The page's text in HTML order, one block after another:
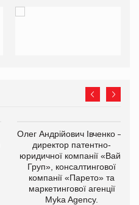
Олег Андрійович Івченко —
директор патентно-
юридичної компанії «Вайз
Груп», консалтингової
компанії «Парето» та
маркетингової агенції
Myka Agency.